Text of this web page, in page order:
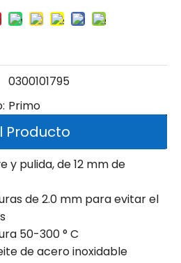
0300101795
Primo
Producto
y pulida, de 12 mm de
de 2.0 mm para evitar el
50-300 ° C
de acero inoxidable